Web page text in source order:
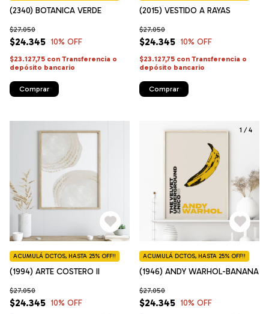
(2340) BOTANICA VERDE
$24.345
$27.050
10% OFF
$23.127,75 con Transferencia o
depósito bancario
Comprar
(2015) VESTIDO A RAYAS
$24.345
$27.050
10% OFF
$23.127,75 con Transferencia o
depósito bancario
Comprar
(1994) ARTE COSTERO II
$24.345
$27.050
10% OFF
ACUMULÁ DCTOS, HASTA 25% OFF!!
1 /4
(1946) ANDY WARHOL-BANANA
$24.345
$27.050
10% OFF
ACUMULÁ DCTOS, HASTA 25% OFF!!